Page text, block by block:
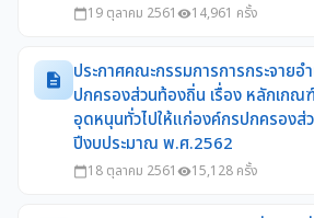
calendar_today19 ตุลาคม 2561 visibility14,961 ครั้ง
description
ประกาศคณะกรรมการการกระจายอ
ปกครองส่วนท้องถิ่น เรื่อง หลักเกณ
อุดหนุนทั่วไปให้แก่องค์กรปกครองส่
ปีงบประมาณ พ.ศ.2562
calendar_today18 ตุลาคม 2561 visibility15,128 ครั้ง